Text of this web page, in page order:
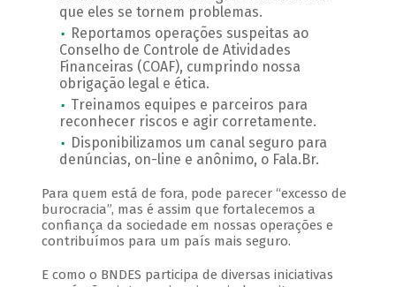
que eles se tornem problemas.
Reportamos operações suspeitas ao
Conselho de Controle de Atividades
Financeiras (COAF), cumprindo nossa
obrigação legal e ética.
Treinamos equipes e parceiros para
reconhecer riscos e agir corretamente.
Disponibilizamos um canal seguro para
denúncias, on-line e anônimo, o Fala.Br.
Para quem está de fora, pode parecer “excesso de
burocracia”, mas é assim que fortalecemos a
confiança da sociedade em nossas operações e
contribuímos para um país mais seguro.
E como o BNDES participa de diversas iniciativas